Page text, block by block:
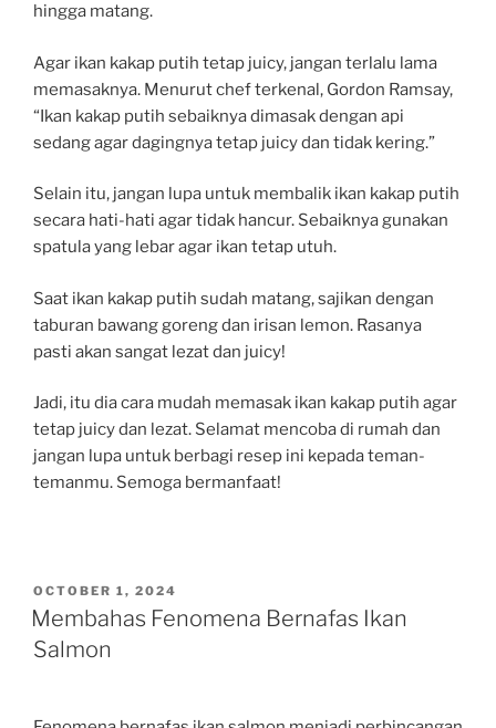
hingga matang.
Agar ikan kakap putih tetap juicy, jangan terlalu lama
memasaknya. Menurut chef terkenal, Gordon Ramsay,
“Ikan kakap putih sebaiknya dimasak dengan api
sedang agar dagingnya tetap juicy dan tidak kering.”
Selain itu, jangan lupa untuk membalik ikan kakap putih
secara hati-hati agar tidak hancur. Sebaiknya gunakan
spatula yang lebar agar ikan tetap utuh.
Saat ikan kakap putih sudah matang, sajikan dengan
taburan bawang goreng dan irisan lemon. Rasanya
pasti akan sangat lezat dan juicy!
Jadi, itu dia cara mudah memasak ikan kakap putih agar
tetap juicy dan lezat. Selamat mencoba di rumah dan
jangan lupa untuk berbagi resep ini kepada teman-
temanmu. Semoga bermanfaat!
POSTED
ON
OCTOBER 1, 2024
Membahas Fenomena Bernafas Ikan
Salmon